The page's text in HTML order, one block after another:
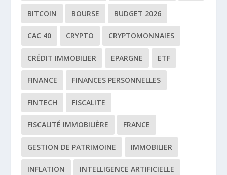
BITCOIN BOURSE BUDGET 2026
CAC 40 CRYPTO CRYPTOMONNAIES
CRÉDIT IMMOBILIER EPARGNE ETF
FINANCE FINANCES PERSONNELLES
FINTECH FISCALITE
FISCALITÉ IMMOBILIÈRE FRANCE
GESTION DE PATRIMOINE IMMOBILIER
INFLATION INTELLIGENCE ARTIFICIELLE